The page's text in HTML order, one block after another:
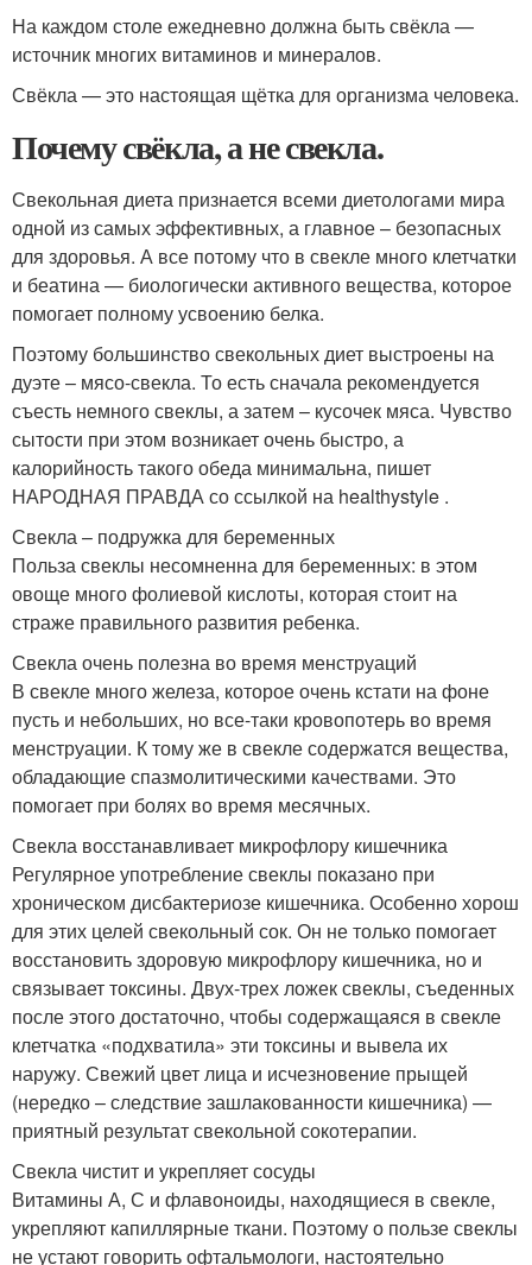
На каж­дом сто­ле еже­днев­но долж­на быть свёк­ла —
источ­ник мно­гих вита­ми­нов и мине­ра­лов.
Свёкла — это насто­я­щая щёт­ка для орга­низ­ма чело­ве­ка.
Почему свёкла, а не свекла.
Свекольная диета признается всеми диетологами мира
одной из самых эффективных, а главное – безопасных
для здоровья. А все потому что в свекле много клетчатки
и беатина — биологически активного вещества, которое
помогает полному усвоению белка.
Поэтому большинство свекольных диет выстроены на
дуэте – мясо-свекла. То есть сначала рекомендуется
съесть немного свеклы, а затем – кусочек мяса. Чувство
сытости при этом возникает очень быстро, а
калорийность такого обеда минимальна, пишет
НАРОДНАЯ ПРАВДА со ссылкой на healthystyle .
Свекла – подружка для беременных
Польза свеклы несомненна для беременных: в этом
овоще много фолиевой кислоты, которая стоит на
страже правильного развития ребенка.
Свекла очень полезна во время менструаций
В свекле много железа, которое очень кстати на фоне
пусть и небольших, но все-таки кровопотерь во время
менструации. К тому же в свекле содержатся вещества,
обладающие спазмолитическими качествами. Это
помогает при болях во время месячных.
Свекла восстанавливает микрофлору кишечника
Регулярное употребление свеклы показано при
хроническом дисбактериозе кишечника. Особенно хорош
для этих целей свекольный сок. Он не только помогает
восстановить здоровую микрофлору кишечника, но и
связывает токсины. Двух-трех ложек свеклы, съеденных
после этого достаточно, чтобы содержащаяся в свекле
клетчатка «подхватила» эти токсины и вывела их
наружу. Свежий цвет лица и исчезновение прыщей
(нередко – следствие зашлакованности кишечника) —
приятный результат свекольной сокотерапии.
Свекла чистит и укрепляет сосуды
Витамины А, С и флавоноиды, находящиеся в свекле,
укрепляют капиллярные ткани. Поэтому о пользе свеклы
не устают говорить офтальмологи, настоятельно